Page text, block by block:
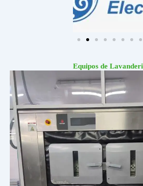
Equipos de